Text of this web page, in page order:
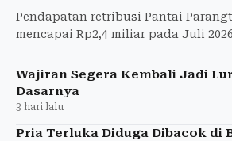
Pendapatan retribusi Pantai
mencapai Rp2,4 miliar pada Juli
target PAD wisa
Wajiran Segera Kembali Jadi
Dasarnya
3 hari lalu
Pria Terluka Diduga Dibacok di